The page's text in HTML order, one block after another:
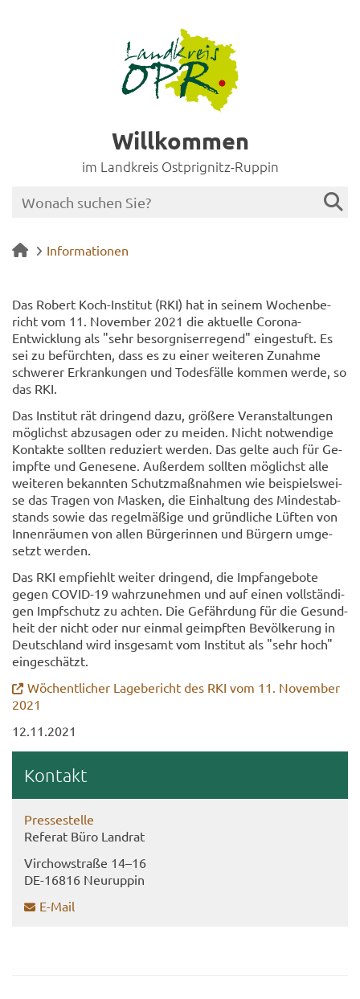
Willkommen
im Landkreis Ostprignitz-Ruppin
Informationen
Das Ro­bert Koch-​Institut (RKI) hat in sei­nem Wo­chen­be­
richt vom 11. No­vem­ber 2021 die ak­tu­el­le Corona-​
Entwicklung als "sehr be­sorg­nis­er­re­gend" ein­ge­stuft. Es
sei zu be­fürch­ten, dass es zu einer wei­te­ren Zu­nah­me
schwe­rer Er­kran­kun­gen und To­des­fäl­le kom­men werde, so
das RKI.
Das In­sti­tut rät drin­gend dazu, grö­ße­re Ver­an­stal­tun­gen
mög­lichst ab­zu­sa­gen oder zu mei­den. Nicht not­wen­di­ge
Kon­tak­te soll­ten re­du­ziert wer­den. Das gelte auch für Ge­
impf­te und Ge­ne­se­ne. Au­ßer­dem soll­ten mög­lichst alle
wei­te­ren be­kann­ten Schutz­maß­nah­men wie bei­spiels­wei­
se das Tra­gen von Mas­ken, die Ein­hal­tung des Min­dest­ab­
stands sowie das re­gel­mä­ßi­ge und gründ­li­che Lüf­ten von
In­nen­räu­men von allen Bür­ge­rin­nen und Bür­gern um­ge­
setzt wer­den.
Das RKI emp­fiehlt wei­ter drin­gend, die Impf­an­ge­bo­te
gegen COVID-​19 wahr­zu­neh­men und auf einen voll­stän­di­
gen Impf­schutz zu ach­ten. Die Ge­fähr­dung für die Ge­sund­
heit der nicht oder nur ein­mal ge­impf­ten Be­völ­ke­rung in
Deutsch­land wird ins­ge­samt vom In­sti­tut als "sehr hoch"
ein­ge­schätzt.
Wö­chent­li­cher La­ge­be­richt des RKI vom 11. No­vem­ber
2021
12.11.2021
Kon­takt
Pres­se­stel­le
Re­fe­rat Büro Land­rat
Virch­ow­stra­ße 14–16
DE-​16816 Neu­rup­pin
E-​Mail